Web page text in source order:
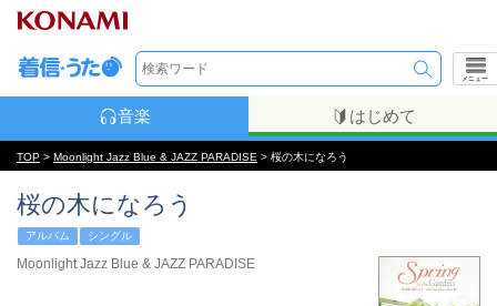
メニュー
音楽 はじめて
TOP > Moonlight Jazz Blue & JAZZ PARADISE > 桜の木になろう
桜の木になろう
アルバム シングル
Moonlight Jazz Blue & JAZZ PARADISE